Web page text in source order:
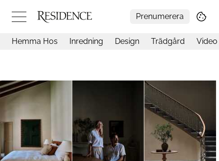
Prenumerera
Design
Trädgård
Video
Inredning
Resor
Mat & Dryck
Hemma Hos Inredning Design Trädgård Video